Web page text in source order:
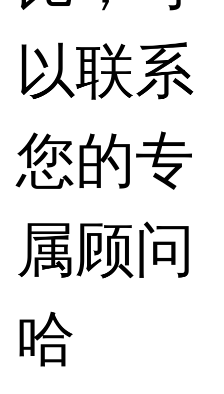
以联系
您的专
属顾问
哈